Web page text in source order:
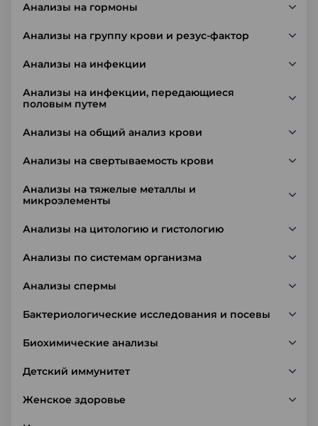
Анализы на гормоны
Анализы на группу крови и резус-фактор
Анализы на инфекции
Анализы на инфекции, передающиеся
половым путем
Анализы на общий анализ крови
Анализы на свертываемость крови
Анализы на тяжелые металлы и
микроэлементы
Анализы на цитологию и гистологию
Анализы по системам организма
Анализы спермы
Бактериологические исследования и посевы
Биохимические анализы
Детский иммунитет
Женское здоровье